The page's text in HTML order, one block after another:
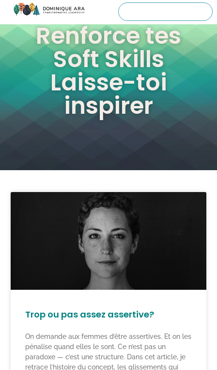
Renforce tes
Soft Skills
Laisse-toi
inspirer
Trop ou pas assez assertive?
On demande aux femmes d’être assertives. Et on les
pénalise quand elles le sont. Ce n’est pas un
paradoxe — c’est une structure. Dans cet article, je
retrace l’histoire du concept, les glissements qui